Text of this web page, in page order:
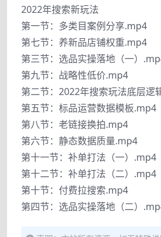
2022年搜索新玩法
第一节：多类目案例分享.mp4
第七节：养新品店铺权重.mp4
第三节：选品实操落地（一）
第九节：战略性低价.mp4
第二节：2022年搜索玩法底层逻
第五节：标品运营数据模板.mp4
第八节：老链接换拍.mp4
第六节：静态数据质量.mp4
第十一节：补单打法（一）.mp4
第十二节：补单打法（二）.mp4
第十节：付费拉搜索.mp4
第四节：选品实操落地（二）